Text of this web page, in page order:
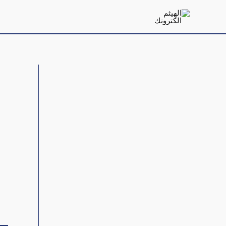
المحتوى